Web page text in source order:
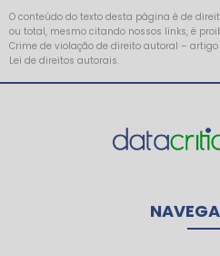
O conteúdo do texto desta página é de
ou total, mesmo citando nossos links, é
Crime de violação de direito autoral – artigo
Lei de direitos autorais.